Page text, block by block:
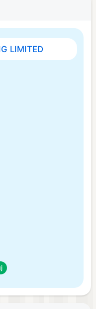
LIMITED